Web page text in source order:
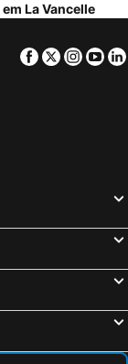
Suites & Spa
& Spa
d'Or
La Vancelle
Facebook
Twitter